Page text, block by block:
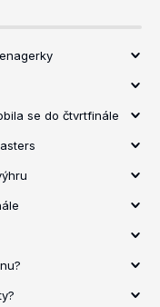
se do čtvrtfinále